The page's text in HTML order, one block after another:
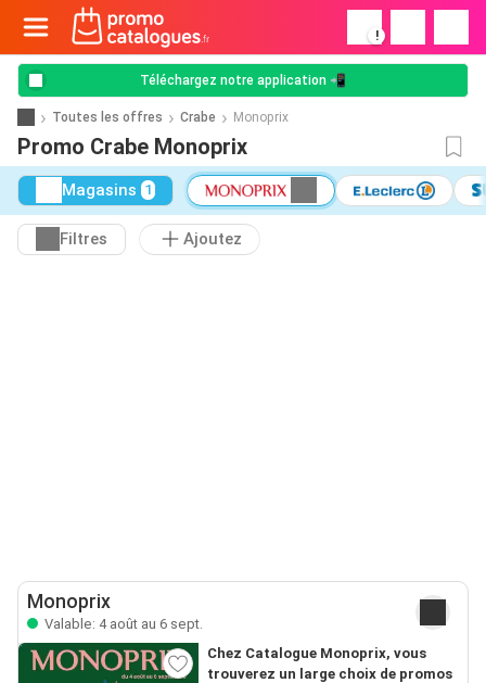
!
Téléchargez notre application 📲
Toutes les offres Crabe Monoprix
Promo Crabe Monoprix
Magasins 1
Filtres Ajoutez
Monoprix
Valable: 4 août au 6 sept.
Chez Catalogue Monoprix, vous
trouverez un large choix de promos